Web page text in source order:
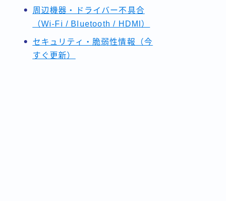
周辺機器・ドライバー不具合
（Wi-Fi / Bluetooth / HDMI）
セキュリティ・脆弱性情報（今
すぐ更新）